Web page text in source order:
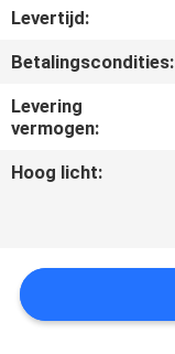
OM
EEN
CITAAT
SITEMAP
POLICY
Levertijd:
Betalingscondities:
Levering
vermogen:
Hoog licht: